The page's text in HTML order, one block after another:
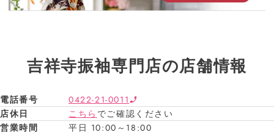
吉祥寺振袖専門店の店舗情報
電話番号
0422-21-0011
店休日
こちら でご確認ください
営業時間
平日 10:00～18:00